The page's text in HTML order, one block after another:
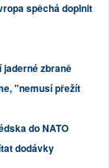
spěchá doplnit
jaderné zbraně
"nemusí přežít
do NATO
dodávky